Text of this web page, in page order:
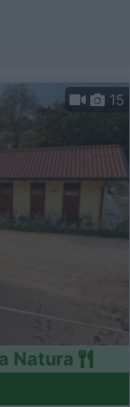
15
Natura